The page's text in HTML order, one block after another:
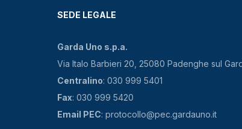
SEDE LEGALE
Garda Uno s.p.a.
Via Italo Barbieri 20, 25080 Padenghe sul
Centralino: 030 999 5401
Fax: 030 999 5420
Email PEC: protocollo@pec.gardauno.it